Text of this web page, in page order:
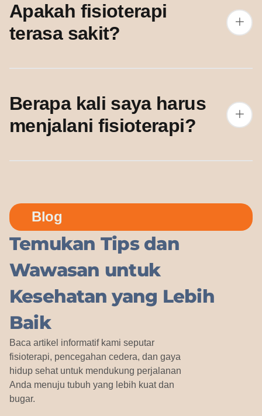
Apakah fisioterapi
terasa sakit?
Berapa kali saya harus
menjalani fisioterapi?
Blog
Temukan Tips dan
Wawasan untuk
Kesehatan yang Lebih
Baik
Baca artikel informatif kami seputar
fisioterapi, pencegahan cedera, dan gaya
hidup sehat untuk mendukung perjalanan
Anda menuju tubuh yang lebih kuat dan
bugar.